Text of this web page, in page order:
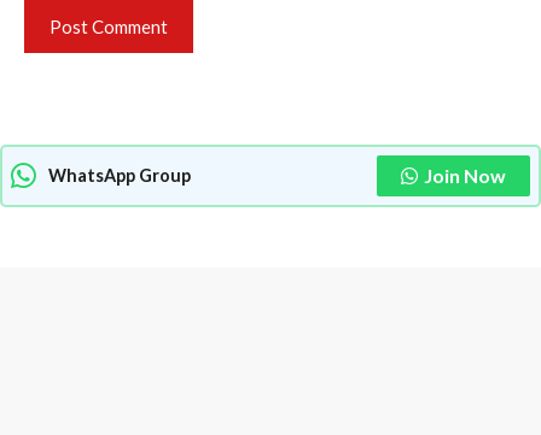
WhatsApp Group Join Now